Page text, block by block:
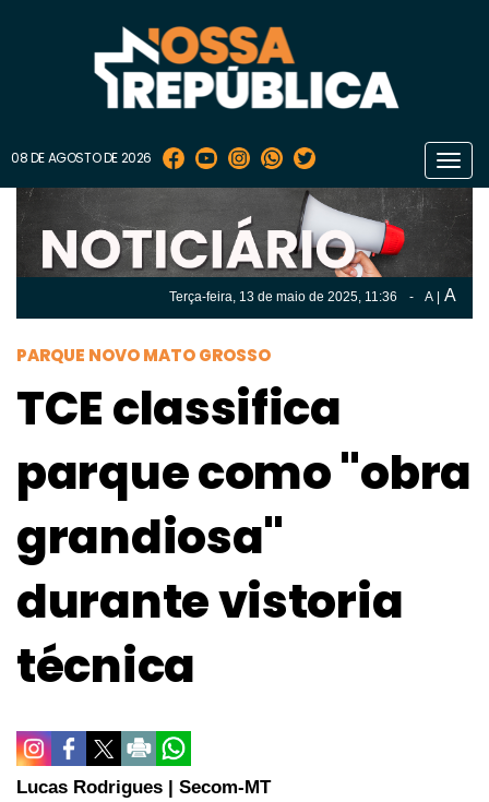
08 DE AGOSTO DE 2026
Terça-feira, 13 de maio de 2025, 11:36 - A A
PARQUE NOVO MATO GROSSO
TCE classifica
parque como "obra
grandiosa"
durante vistoria
técnica
Lucas Rodrigues | Secom-MT